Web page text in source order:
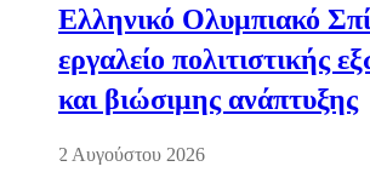
Ελληνικό Ολυμπιακό
εργαλείο πολιτιστικής
και βιώσιμης ανάπτυξης
2 Αυγούστου 2026